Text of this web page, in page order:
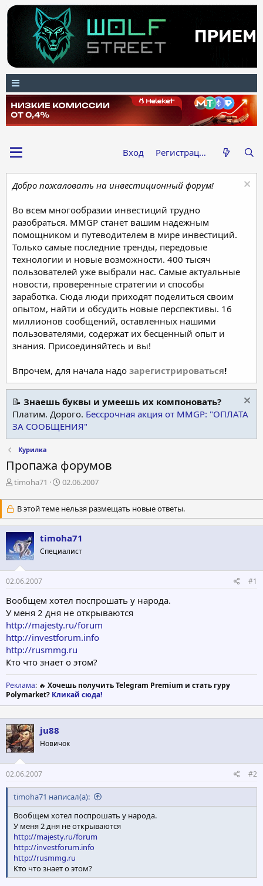
Вход Регистрация
Добро пожаловать на инвестиционный форум!
Во всем многообразии инвестиций трудно
разобраться. MMGP станет вашим надежным
помощником и путеводителем в мире инвестиций.
Только самые последние тренды, передовые
технологии и новые возможности. 400 тысяч
пользователей уже выбрали нас. Самые актуальные
новости, проверенные стратегии и способы
заработка. Сюда люди приходят поделиться своим
опытом, найти и обсудить новые перспективы. 16
миллионов сообщений, оставленных нашими
пользователями, содержат их бесценный опыт и
знания. Присоединяйтесь и вы!
Впрочем, для начала надо зарегистрироваться!
📝 Знаешь буквы и умеешь их компоновать?
Платим. Дорого. Бессрочная акция от MMGP: "ОПЛАТА
ЗА СООБЩЕНИЯ"
Курилка
Пропажа форумов
А
т
о
р
т
е
м
ы
timoha71
Д
т
а
н
а
ч
а
02.06.2007
В этой теме нельзя размещать новые ответы.
timoha71
Специалист
02.06.2007 #1
Вообщем хотел поспрошать у народа.
У меня 2 дня не открываются
http://majesty.ru/forum
http://investforum.info
http://rusmmg.ru
Кто что знает о этом?
Реклама: 🔥 Хочешь получить Telegram Premium и стать гуру
Polymarket? Кликай сюда!
ju88
Новичок
02.06.2007 #2
timoha71 написал(а):
Вообщем хотел поспрошать у народа.
У меня 2 дня не открываются
http://majesty.ru/forum
http://investforum.info
http://rusmmg.ru
Кто что знает о этом?